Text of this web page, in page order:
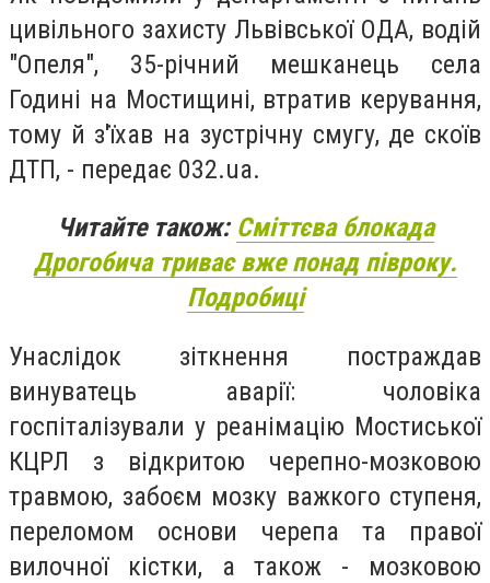
цивільного захисту Львівської ОДА, водій
"Опеля", 35-річний мешканець села
Годині на Мостищині, втратив керування,
тому й з'їхав на зустрічну смугу, де скоїв
ДТП, - передає 032.ua.
Читайте також: Сміттєва блокада
Дрогобича триває вже понад півроку.
Подробиці
Унаслідок зіткнення постраждав
винуватець аварії: чоловіка
госпіталізували у реанімацію Мостиської
КЦРЛ з відкритою черепно-мозковою
травмою, забоєм мозку важкого ступеня,
переломом основи черепа та правої
вилочної кістки, а також - мозковою